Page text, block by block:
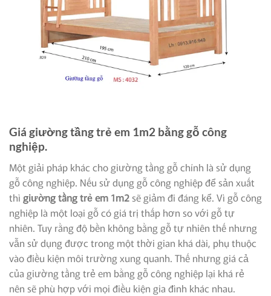
Giá giường tầng trẻ em 1m2 bằng gỗ công
nghiệp.
Một giải pháp khác cho giường tầng gỗ chính là sử dụng
gỗ công nghiệp. Nếu sử dụng gỗ công nghiệp để sản xuất
thì giường tầng trẻ em 1m2sẽ giảm đi đáng kể. Vì gỗ công
nghiệp là một loại gỗ có giá trị thấp hơn so với gỗ tự
nhiên. Tuy rằng độ bền không bằng gỗ tự nhiên thế nhưng
vẫn sử dụng được trong một thời gian khá dài, phụ thuộc
vào điều kiện môi trường xung quanh. Thế nhưng giá cả
của giường tầng trẻ em bằng gỗ công nghiệp lại khá rẻ
nên sẽ phù hợp với mọi điều kiện gia đình khác nhau.